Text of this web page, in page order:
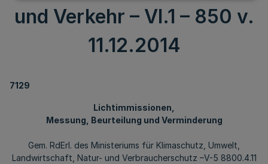
und Verkehr – VI.1 – 850 v.
11.12.2014
7129
Lichtimmissionen,
Messung, Beurteilung und Verminderung
Gem. RdErl. des Ministeriums für Klimaschutz, Umwelt,
Landwirtschaft, Natur- und Verbraucherschutz –V-5 8800.4.11